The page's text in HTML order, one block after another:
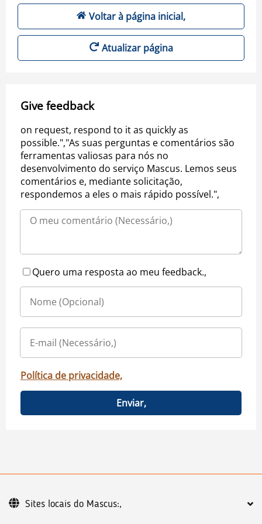
Voltar à página inicial,
Atualizar página
Give feedback
on request, respond to it as quickly as
possible.","As suas perguntas e comentários são
ferramentas valiosas para nós no
desenvolvimento do serviço Mascus. Lemos seus
comentários e, mediante solicitação,
respondemos a eles o mais rápido possível.",
Quero uma resposta ao meu feedback.,
Política de privacidade,
Enviar,
Sites locais do Mascus:,